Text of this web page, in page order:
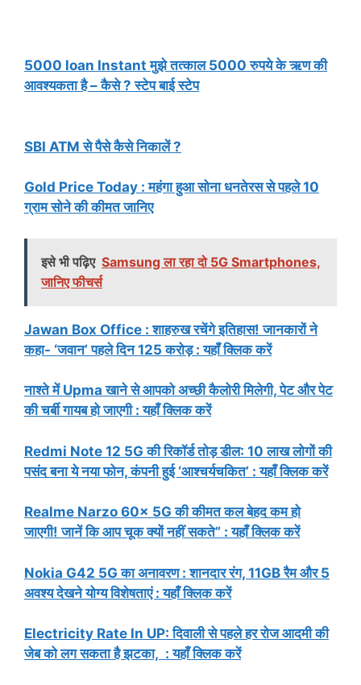
5000 loan Instant मुझे तत्काल 5000 रुपये के ऋण की
आवश्यकता है – कैसे ? स्टेप बाई स्टेप
SBI ATM से पैसे कैसे निकालें ?
Gold Price Today : महंगा हुआ सोना धनतेरस से पहले 10
ग्राम सोने की कीमत जानिए
इसे भी पढ़िए Samsung ला रहा दो 5G Smartphones,
जानिए फीचर्स
Jawan Box Office : शाहरुख रचेंगे इतिहास! जानकारों ने
कहा- ‘जवान’ पहले दिन 125 करोड़ : यहाँ क्लिक करें
नाश्ते में Upma खाने से आपको अच्छी कैलोरी मिलेगी, पेट और पेट
की चर्बी गायब हो जाएगी : यहाँ क्लिक करें
Redmi Note 12 5G की रिकॉर्ड तोड़ डील: 10 लाख लोगों की
पसंद बना ये नया फोन, कंपनी हुई ‘आश्चर्यचकित’ : यहाँ क्लिक करें
Realme Narzo 60x 5G की कीमत कल बेहद कम हो
जाएगी! जानें कि आप चूक क्यों नहीं सकते” : यहाँ क्लिक करें
Nokia G42 5G का अनावरण : शानदार रंग, 11GB रैम और 5
अवश्य देखने योग्य विशेषताएं : यहाँ क्लिक करें
Electricity Rate In UP: दिवाली से पहले हर रोज आदमी की
जेब को लग सकता है झटका, : यहाँ क्लिक करें